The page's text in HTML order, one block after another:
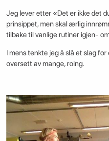
Jeg lever etter «Det er ikke det
prinsippet, men skal ærlig
tilbake til vanlige rutiner igjen-
I mens tenkte jeg å slå et slag
oversett av mange, roing.